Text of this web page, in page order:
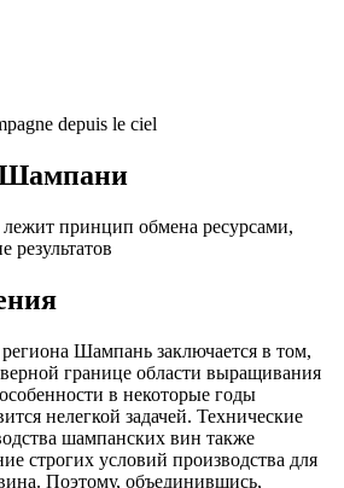
Шампани
принцип обмена ресурсами,
результатов
Шампань заключается в том,
границе области выращивания
в некоторые годы
нелегкой задачей. Технические
шампанских вин также
строгих условий производства для
Поэтому, объединившись,